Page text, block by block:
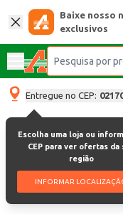
Baixe nosso
exclusivos
Entregue no CEP:
Escolha uma loja ou
CEP para ver ofertas da
região
INFORMAR